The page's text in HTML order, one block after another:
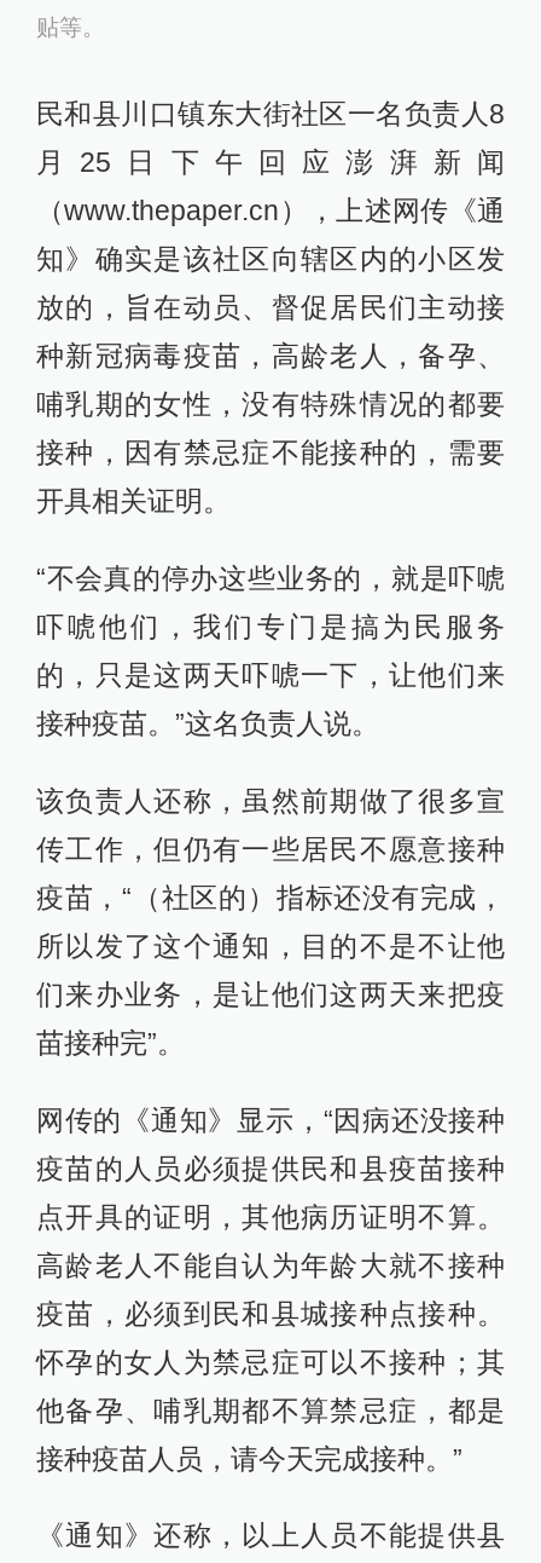
贴等。
民和县川口镇东大街社区一名负责人8
月25日下午回应澎湃新闻
（www.thepaper.cn），上述网传《通
知》确实是该社区向辖区内的小区发
放的，旨在动员、督促居民们主动接
种新冠病毒疫苗，高龄老人，备孕、
哺乳期的女性，没有特殊情况的都要
接种，因有禁忌症不能接种的，需要
开具相关证明。
“不会真的停办这些业务的，就是吓唬
吓唬他们，我们专门是搞为民服务
的，只是这两天吓唬一下，让他们来
接种疫苗。”这名负责人说。
该负责人还称，虽然前期做了很多宣
传工作，但仍有一些居民不愿意接种
疫苗，“（社区的）指标还没有完成，
所以发了这个通知，目的不是不让他
们来办业务，是让他们这两天来把疫
苗接种完”。
网传的《通知》显示，“因病还没接种
疫苗的人员必须提供民和县疫苗接种
点开具的证明，其他病历证明不算。
高龄老人不能自认为年龄大就不接种
疫苗，必须到民和县城接种点接种。
怀孕的女人为禁忌症可以不接种；其
他备孕、哺乳期都不算禁忌症，都是
接种疫苗人员，请今天完成接种。”
《通知》还称，以上人员不能提供县